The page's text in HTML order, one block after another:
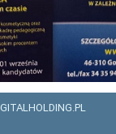
2025-2026
ZS
DOSTĘPNOŚCI